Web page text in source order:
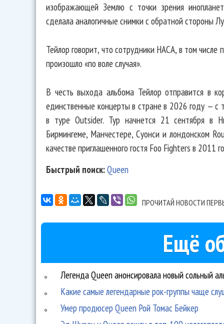
изображающей Землю с точки зрения
сделала аналогичные снимки с обратной стороны
Тейлор говорит, что сотрудники НАСА, в том числе
произошло «по воле случая».
В честь выхода альбома Тейлор отправится в
единственные концерты в стране в 2026 году — с
в туре Outsider. Тур начнется 21 сентября в
Бирмингеме, Манчестере, Суонси и лондонском
качестве приглашенного гостя Foo Fighters в 2011
Быстрый поиск:Queen
ПРОЧИТАЙ НОВОСТИ
Ещё
Легенда Queen анонсировала новый сольный
Какие самые легендарные рок-группы чаще
Умер продюсер Queen Рой Томас Бейкер